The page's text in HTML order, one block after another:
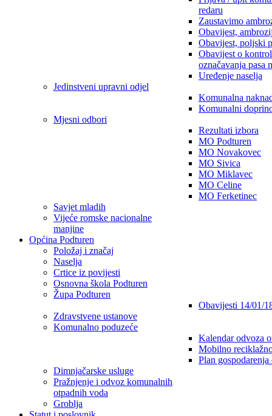
redaru
Zaustavimo
Obavijest,
Obavijest, poljski
Obavijest o
označavanja pasa
Uređenje naselja
Jedinstveni upravni odjel
Komunalna
Komunalni
Mjesni odbori
Rezultati izbora
MO Podturen
MO Novakovec
MO Sivica
MO Miklavec
MO Celine
MO Ferketinec
Savjet mladih
Vijeće romske nacionalne
manjine
Općina Podturen
Položaj i značaj
Naselja
Crtice iz povijesti
Osnovna škola Podturen
Župa Podturen
Obavijesti 14/01/
Zdravstvene ustanove
Komunalno poduzeće
Kalendar odvoza
Mobilno
Plan gospodarenja
Dimnjačarske usluge
Pražnjenje i odvoz komunalnih
otpadnih voda
Groblja